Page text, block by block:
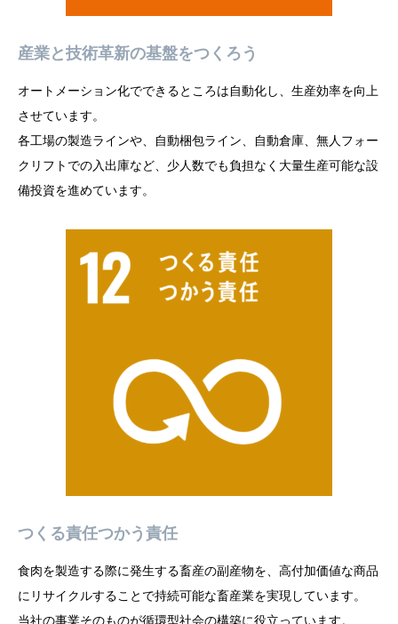
産業と技術革新の基盤をつくろう
オートメーション化でできるところは自動化し、生産効率を向上
させています。
各工場の製造ラインや、自動梱包ライン、自動倉庫、無人フォー
クリフトでの入出庫など、少人数でも負担なく大量生産可能な設
備投資を進めています。
つくる責任つかう責任
食肉を製造する際に発生する畜産の副産物を、高付加価値な商品
にリサイクルすることで持続可能な畜産業を実現しています。
当社の事業そのものが循環型社会の構築に役立っています。